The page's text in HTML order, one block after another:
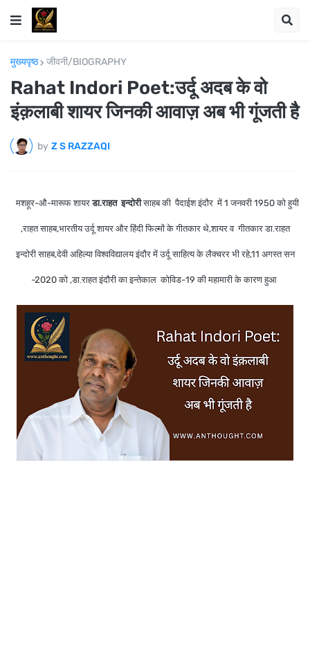
मुख्यपृष्ठ जीवनी/BIOGRAPHY
Rahat Indori Poet:उर्दू अदब के वो
इंक़लाबी शायर जिनकी आवाज़ अब भी गूंजती है
by Z S RAZZAQI
मशहूर-औ-मारूफ शायरडा.राहत इन्दोरीसाहब की पैदाईश इंदौर में 1 जनवरी 1950 को हुयी
,राहत साहब,भारतीय उर्दू शायर और हिंदी फिल्मों के गीतकार थे,शायर व गीतकारडा.राहत
इन्दोरी साहब,देवी अहिल्या विश्वविद्यालय इंदौर में उर्दू साहित्य के लैक्चरर भी रहे,11 अगस्त सन
-2020 को ,डा.राहत इंदौरी का इन्तेकाल कोविड-19 की महामारी के कारणहुआ